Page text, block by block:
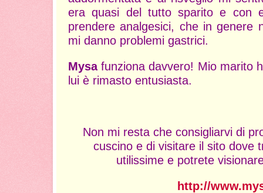
era quasi del tutto sparito e con
prendere analgesici, che in genere
mi danno problemi gastrici.
Mysafunziona davvero! Mio marito
lui è rimasto entusiasta.
Non mi resta che consigliarvi di
cuscino e di visitare il sito dove
utilissime e potrete
http://